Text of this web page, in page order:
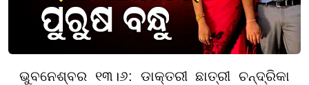
ଭୁବନେଶ୍ବର ୧୩।୬: ଡାକ୍ତରୀ ଛାତ୍ରୀ ଚନ୍ଦ୍ରିକା